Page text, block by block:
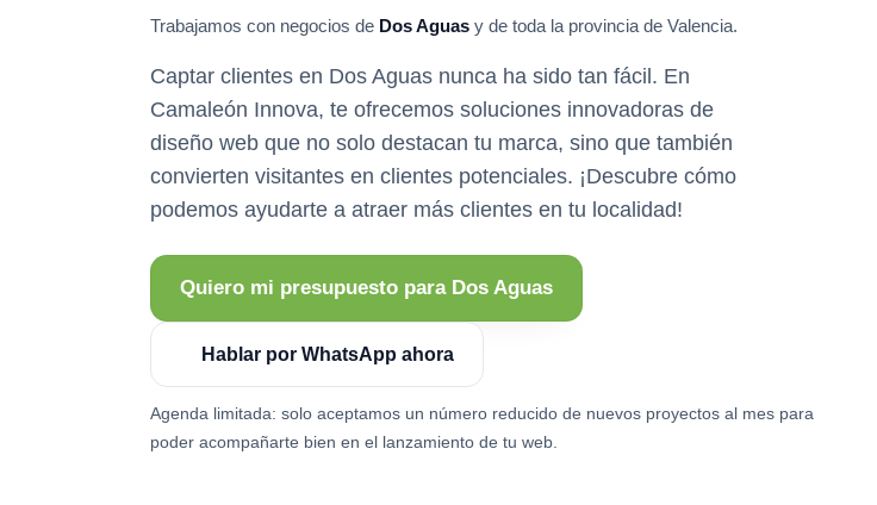
Trabajamos con negocios de Dos Aguas y de toda la provincia de Valencia.
Captar clientes en Dos Aguas nunca ha sido tan fácil. En
Camaleón Innova, te ofrecemos soluciones innovadoras de
diseño web que no solo destacan tu marca, sino que también
convierten visitantes en clientes potenciales. ¡Descubre cómo
podemos ayudarte a atraer más clientes en tu localidad!
Quiero mi presupuesto para Dos Aguas
Hablar por WhatsApp ahora
Agenda limitada: solo aceptamos un número reducido de nuevos proyectos al mes para
poder acompañarte bien en el lanzamiento de tu web.